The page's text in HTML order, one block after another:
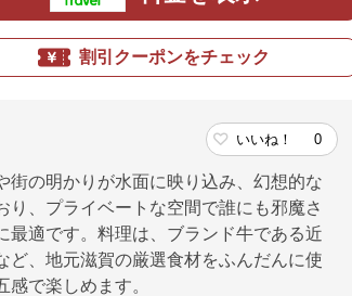
割引クーポンをチェック
いいね！ 0
街の明かりが水面に映り込み、幻想的な
、プライベートな空間で誰にも邪魔さ
適です。料理は、ブランド牛である近
ど、地元滋賀の厳選食材をふんだんに使
で楽しめます。